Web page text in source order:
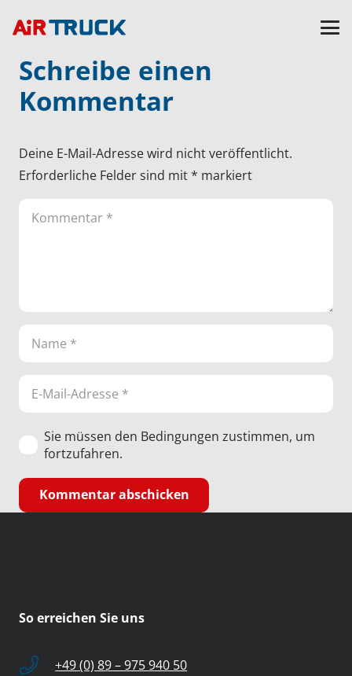
Schreibe einen
Kommentar
Deine E-Mail-Adresse wird nicht veröffentlicht.
Erforderliche Felder sind mit* markiert
Sie müssen den Bedingungen zustimmen, um
fortzufahren.
Kommentar abschicken
So erreichen Sie uns
+49 (0) 89 – 975 940 50